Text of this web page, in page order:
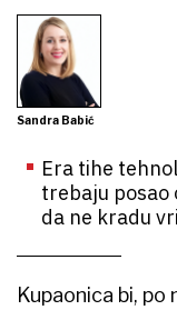
Sandra Babić
Era tihe
trebaju posao
da ne kradu
​Kupaonica bi,